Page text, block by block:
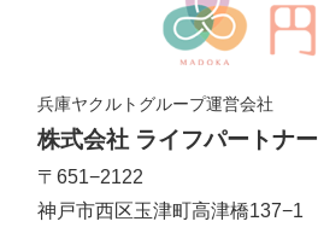
兵庫ヤクルトグループ運営会社
株式会社 ライフパートナー
〒651−2122
神戸市西区玉津町高津橋137−1